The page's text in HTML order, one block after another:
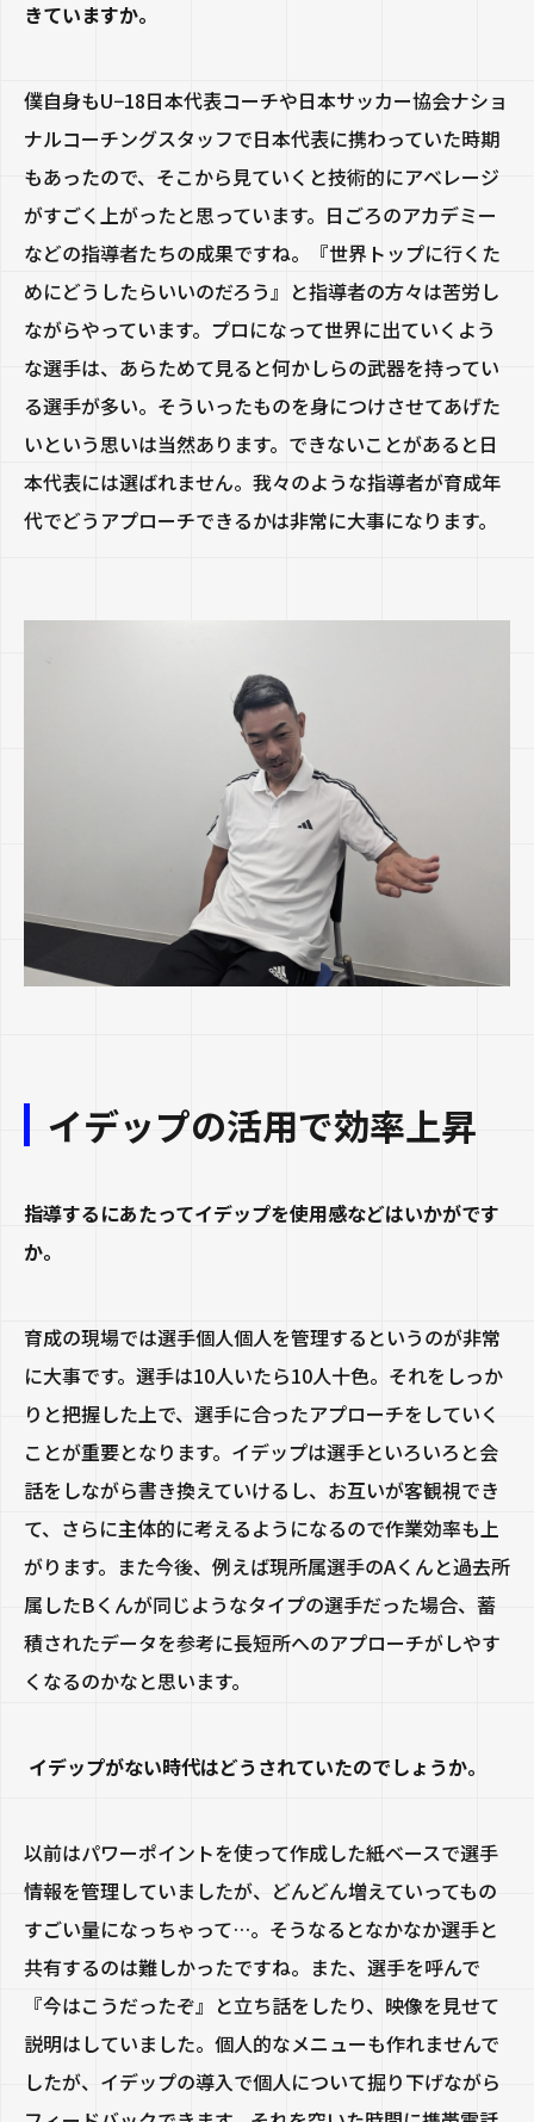
きていますか。
僕自身もU−18日本代表コーチや日本サッカー協会ナショ
ナルコーチングスタッフで日本代表に携わっていた時期
もあったので、そこから見ていくと技術的にアベレージ
がすごく上がったと思っています。日ごろのアカデミー
などの指導者たちの成果ですね。『世界トップに行くた
めにどうしたらいいのだろう』と指導者の方々は苦労し
ながらやっています。プロになって世界に出ていくよう
な選手は、あらためて見ると何かしらの武器を持ってい
る選手が多い。そういったものを身につけさせてあげた
いという思いは当然あります。できないことがあると日
本代表には選ばれません。我々のような指導者が育成年
代でどうアプローチできるかは非常に大事になります。
イデップの活用で効率上昇
指導するにあたってイデップを使用感などはいかがです
か。
育成の現場では選手個人個人を管理するというのが非常
に大事です。選手は10人いたら10人十色。それをしっか
りと把握した上で、選手に合ったアプローチをしていく
ことが重要となります。イデップは選手といろいろと会
話をしながら書き換えていけるし、お互いが客観視でき
て、さらに主体的に考えるようになるので作業効率も上
がります。また今後、例えば現所属選手のAくんと過去所
属したBくんが同じようなタイプの選手だった場合、蓄
積されたデータを参考に長短所へのアプローチがしやす
くなるのかなと思います。
イデップがない時代はどうされていたのでしょうか。
以前はパワーポイントを使って作成した紙ベースで選手
情報を管理していましたが、どんどん増えていってもの
すごい量になっちゃって…。そうなるとなかなか選手と
共有するのは難しかったですね。また、選手を呼んで
『今はこうだったぞ』と立ち話をしたり、映像を見せて
説明はしていました。個人的なメニューも作れませんで
したが、イデップの導入で個人について掘り下げながら